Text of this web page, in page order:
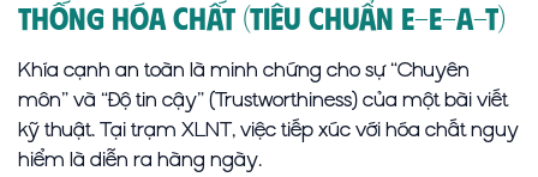
Thống Hóa Chất (Tiêu Chuẩn E-E-A-T)
Khía cạnh an toàn là minh chứng cho sự “Chuyên
môn” và “Độ tin cậy” (Trustworthiness) của một bài viết
kỹ thuật. Tại trạm XLNT, việc tiếp xúc với hóa chất nguy
hiểm là diễn ra hàng ngày.